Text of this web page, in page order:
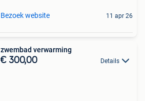
Bezoek website 11 apr 26
zwembad verwarming
€ 300,00 Details